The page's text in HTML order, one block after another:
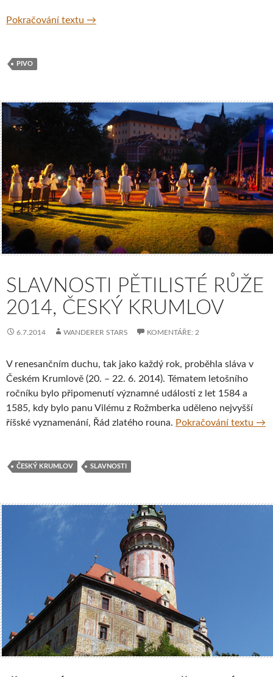
Pokračování textu Svachův Dvůr – golf, pivo a krásná příroda
→
PIVO
SLAVNOSTI PĚTILISTÉ RŮŽE
2014, ČESKÝ KRUMLOV
6.7.2014 WANDERER STARS KOMENTÁŘE: 2
V renesančním duchu, tak jako každý rok, proběhla sláva v
Českém Krumlově (20. – 22. 6. 2014). Tématem letošního
ročníku bylo připomenutí významné události z let 1584 a
1585, kdy bylo panu Vilému z Rožmberka uděleno nejvyšší
říšské vyznamenání, Řád zlatého rouna. Pokračování textu →
ČESKÝ KRUMLOV SLAVNOSTI